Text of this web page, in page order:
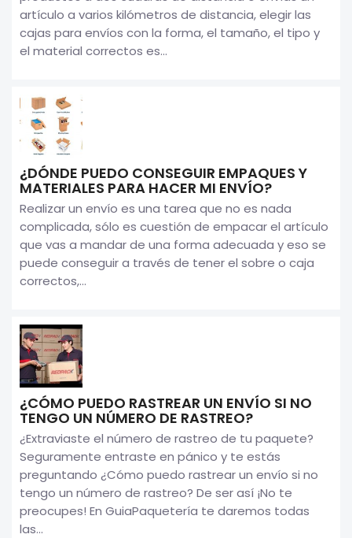
artículo a varios kilómetros de distancia, elegir las
cajas para envíos con la forma, el tamaño, el tipo y
el material correctos es...
¿DÓNDE PUEDO CONSEGUIR EMPAQUES Y
MATERIALES PARA HACER MI ENVÍO?
Realizar un envío es una tarea que no es nada
complicada, sólo es cuestión de empacar el artículo
que vas a mandar de una forma adecuada y eso se
puede conseguir a través de tener el sobre o caja
correctos,...
¿CÓMO PUEDO RASTREAR UN ENVÍO SI NO
TENGO UN NÚMERO DE RASTREO?
¿Extraviaste el número de rastreo de tu paquete?
Seguramente entraste en pánico y te estás
preguntando ¿Cómo puedo rastrear un envío si no
tengo un número de rastreo? De ser así ¡No te
preocupes! En GuiaPaquetería te daremos todas
las...